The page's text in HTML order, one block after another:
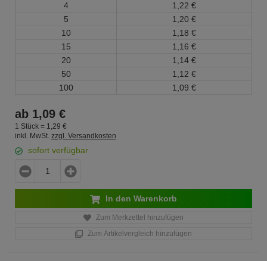
4
1, 22 €
5
1, 20 €
10
1, 18 €
15
1, 16 €
20
1, 14 €
50
1, 12 €
100
1, 09 €
ab 1,09 €
1 Stück = 1, 29 €
inkl. MwSt. zzgl. Versandkosten
sofort verfügbar
In den Warenkorb
Zum Merkzettel hinzufügen
Zum Artikelvergleich hinzufügen